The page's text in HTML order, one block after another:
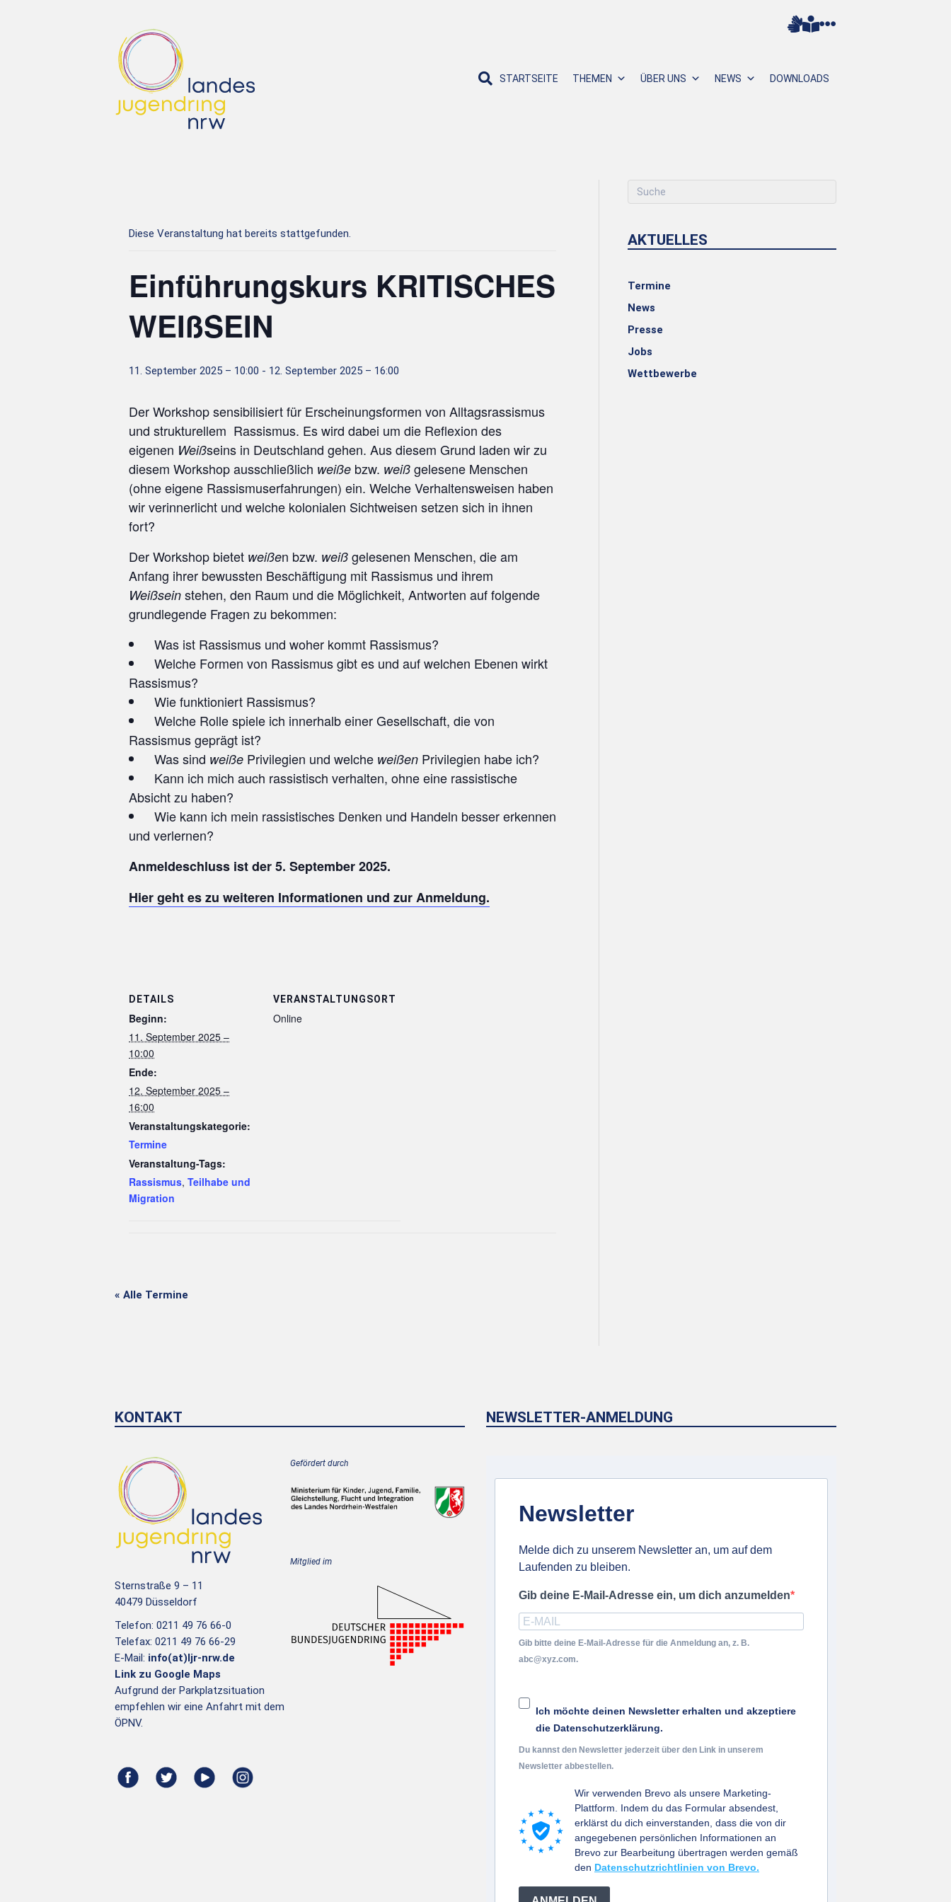
STARTSEITE THEMEN ÜBER UNS NEWS DOWNLOADS
Diese Veranstaltung hat bereits stattgefunden.
Einführungskurs KRITISCHES
WEIßSEIN
11. September 2025 – 10:00 - 12. September 2025 – 16:00
Der Workshop sensibilisiert für Erscheinungsformen von Alltagsrassismus
und strukturellem Rassismus. Es wird dabei um die Reflexion des
eigenen Weißseins in Deutschland gehen. Aus diesem Grund laden wir zu
diesem Workshop ausschließlich weiße bzw. weiß gelesene Menschen
(ohne eigene Rassismuserfahrungen) ein. Welche Verhaltensweisen haben
wir verinnerlicht und welche kolonialen Sichtweisen setzen sich in ihnen
fort?
Der Workshop bietet weißen bzw. weiß gelesenen Menschen, die am
Anfang ihrer bewussten Beschäftigung mit Rassismus und ihrem
Weißsein stehen, den Raum und die Möglichkeit, Antworten auf folgende
grundlegende Fragen zu bekommen:
Was ist Rassismus und woher kommt Rassismus?
Welche Formen von Rassismus gibt es und auf welchen Ebenen wirkt
Rassismus?
Wie funktioniert Rassismus?
Welche Rolle spiele ich innerhalb einer Gesellschaft, die von
Rassismus geprägt ist?
Was sind weiße Privilegien und welche weißen Privilegien habe ich?
Kann ich mich auch rassistisch verhalten, ohne eine rassistische
Absicht zu haben?
Wie kann ich mein rassistisches Denken und Handeln besser erkennen
und verlernen?
Anmeldeschluss ist der 5. September 2025.
Hier geht es zu weiteren Informationen und zur Anmeldung.
DETAILS
Beginn:
11. September 2025 –
10:00
Ende:
12. September 2025 –
16:00
Veranstaltungskategorie:
Termine
Veranstaltung-Tags:
Rassismus, Teilhabe und
Migration
VERANSTALTUNGSORT
Online
« Alle Termine
AKTUELLES
Termine
News
Presse
Jobs
Wettbewerbe
KONTAKT
Sternstraße 9 – 11
40479 Düsseldorf
Telefon: 0211 49 76 66-0
Telefax: 0211 49 76 66-29
E-Mail: info(at)ljr-nrw.de
Link zu Google Maps
Aufgrund der Parkplatzsituation
empfehlen wir eine Anfahrt mit dem
ÖPNV.
Gefördert durch
Mitglied im
NEWSLETTER-ANMELDUNG
Newsletter
Melde dich zu unserem Newsletter an, um auf dem
Laufenden zu bleiben.
Gib deine E-Mail-Adresse ein, um dich anzumelden
Gib bitte deine E-Mail-Adresse für die Anmeldung an, z. B.
abc@xyz.com.
Ich möchte deinen Newsletter erhalten und akzeptiere
die Datenschutzerklärung.
Du kannst den Newsletter jederzeit über den Link in unserem
Newsletter abbestellen.
Wir verwenden Brevo als unsere Marketing-
Plattform. Indem du das Formular absendest,
erklärst du dich einverstanden, dass die von dir
angegebenen persönlichen Informationen an
Brevo zur Bearbeitung übertragen werden gemäß
den Datenschutzrichtlinien von Brevo.